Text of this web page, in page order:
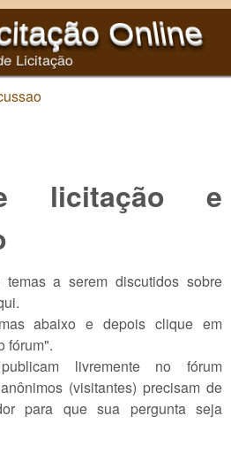
para o conteúdo
principal
Online
Licitação
licitação e
a serem discutidos sobre
abaixo e depois clique em
fórum".
livremente no fórum
(visitantes) precisam de
para que sua pergunta seja